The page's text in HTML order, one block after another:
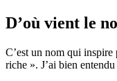
D’où vient le
C’est un nom qui inspire
riche ». J’ai bien